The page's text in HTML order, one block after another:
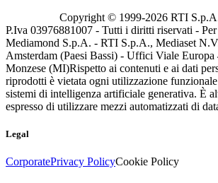
Copyright © 1999-2026 RTI
P.Iva 03976881007 - Tutti i diritti riservati -
Mediamond S.p.A. - RTI S.p.A., Mediaset
Amsterdam (Paesi Bassi) - Uffici Viale
Monzese (MI)Rispetto ai contenuti e ai dati
riprodotti è vietata ogni utilizzazione funzionale
sistemi di intelligenza artificiale generativa. È
espresso di utilizzare mezzi automatizzati di
Legal
CorporatePrivacy PolicyCookie Policy